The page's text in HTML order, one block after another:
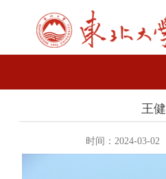
王健
时间：2024-03-02